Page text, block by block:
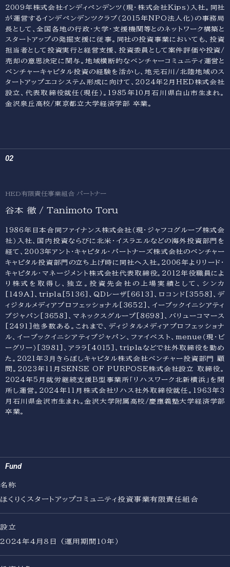
2009年株式会社インディペンデンツ（現・株式会社Kips）入社。同社
が運営するインデペンデンツクラブ（2015年NPO法人化）の事務局
長として、全国各地の行政・大学・支援機関等とのネットワーク構築と
スタートアップの発掘支援に従事。同社の投資事業においても、投資
担当者として投資実行と経営支援、投資委員として案件評価や投資/
売却の意思決定に関与。地域横断的なベンチャーコミュニティ運営と
ベンチャーキャピタル投資の経験を活かし、地元石川/北陸地域のス
タートアップエコシステム形成に向けて、2024年2月HED株式会社
設立、代表取締役就任（現任）。1985年10月石川県白山市生まれ。
金沢泉丘高校/東京都立大学経済学部 卒業。
HED有限責任事業組合 パートナー
谷本 徹 / Tanimoto Toru
1986年日本合同ファイナンス株式会社（現・ジャフコグループ株式会
社）入社、国内投資ならびに北米・イスラエルなどの海外投資部門を
経て、2003年アント・キャピタル・パートナーズ株式会社のベンチャー
キャピタル投資部門の立ち上げ時に同社へ入社。2006年よりリード・
キャピタル・マネージメント株式会社代表取締役。2012年役職員によ
り株式を取得し、独立。投資先会社の上場実績として、シンカ
[149A]、tripla[5136]、QDレーザ[6613]、ロコンド[3558]、デ
ィジタルメディアプロフェッショナル[3652]、イーブックイニシアティ
ブジャパン[3658]、マネックスグループ[8698]、バリューコマース
[2491]他多数ある。これまで、ディジタルメディアプロフェッショナ
ル、イーブックイニシアティブジャパン、ファイベスト、menue（現・ビ
ーグリー）[3981]、アララ[4015]、triplaなどで社外取締役を勤め
た。2021年3⽉きらぼしキャピタル株式会社ベンチャー投資部⾨ 顧
問。2023年11月SENSE OF PURPOSE株式会社設立 取締役。
2024年5月就労継続⽀援B型事業所「リハスワーク北新横浜」を開
所し運営。2024年11月株式会社リハス社外取締役就任。1963年3
月石川県金沢市生まれ。金沢大学附属高校/慶應義塾大学経済学部
卒業。
Fund
名称
ほくりくスタートアップコミュニティ投資事業有限責任組合
設立
2024年4月8日 (運用期間10年）